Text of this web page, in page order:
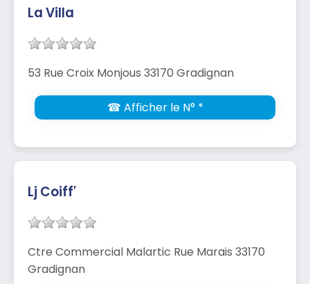
La Villa
53 Rue Croix Monjous 33170 Gradignan
☎ Afficher le N° *
Lj Coiff'
Ctre Commercial Malartic Rue Marais 33170
Gradignan